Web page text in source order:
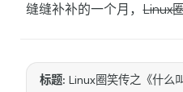
缝缝补补的一个月，Linux
标题: Linux圈笑传之《什么叫